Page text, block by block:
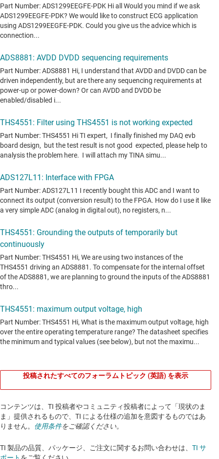
投稿されたすべてのフォーラムトピック (英語) を表示
コンテンツは、TI 投稿者やコミュニティ投稿者によって「現状のま
ま」提供されるもので、TI による仕様の追加を意図するものではあ
りません。 使用条件をご確認ください。
TI 製品の品質、パッケージ、ご注文に関するお問い合わせは、 TI サ
ポート をご覧ください。​​​​​​​​​​​​​​